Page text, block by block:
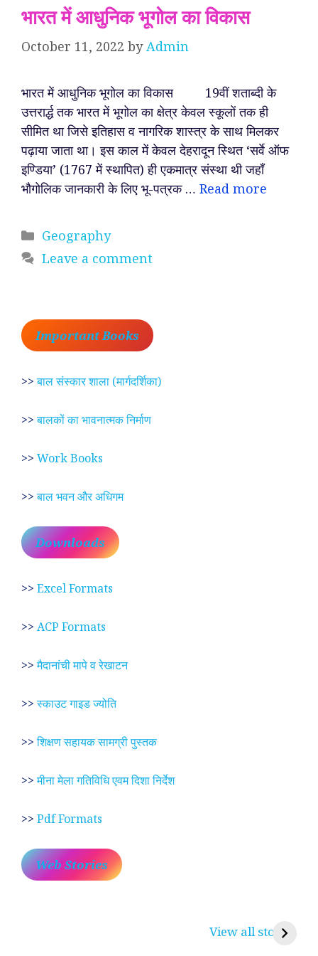
भारत में आधुनिक भूगोल का विकास
October 11, 2022 byAdmin
भारत में आधुनिक भूगोल का विकास 19वीं शताब्दी के
उत्तरार्द्ध तक भारत में भूगोल का क्षेत्र केवल स्कूलों तक ही
सीमित था जिसे इतिहास व नागरिक शास्त्र के साथ मिलकर
पढ़ाया जाता था। इस काल में केवल देहरादून स्थित ‘सर्वे ऑफ
इण्डिया’ (1767 में स्थापित) ही एकमात्र संस्था थी जहाँ
भौगोलिक जानकारी के लिए भू-पत्रक … Read more
Categories
Geography
Leave a comment
Important Books
>>बाल संस्कार शाला (मार्गदर्शिका)
>>बालकों का भावनात्मक निर्माण
>> Work Books
>>बाल भवन और अधिगम
Downloads
>> Excel Formats
>> ACP Formats
>>मैदानांची मापे व रेखाटन
>>स्काउट गाइड ज्योति
>>शिक्षण सहायक सामग्री पुस्तक
>>मीना मेला गतिविधि एवम दिशा निर्देश
>> Pdf Formats
Web Stories
View all stories
रामसा पीर, रुणेचा रा